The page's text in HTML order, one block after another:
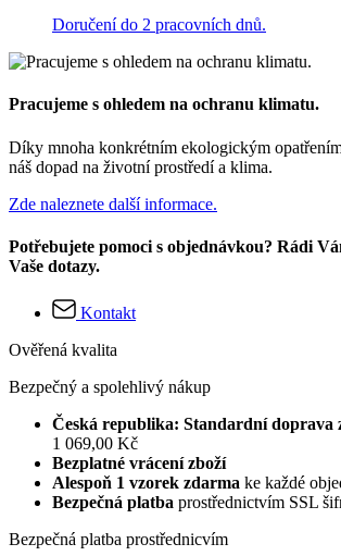
Doručení do 2 pracovních dnů.
Pracujeme s ohledem na ochranu klimatu.
Díky mnoha konkrétním ekologickým
náš dopad na životní prostředí a klima.
Zde naleznete další informace.
Potřebujete pomoci s objednávkou? Rádi
Vaše dotazy.
Kontakt
Ověřená kvalita
Bezpečný a spolehlivý nákup
Česká republika: Standardní doprava
1 069,00 Kč
Bezplatné vrácení zboží
Alespoň 1 vzorek zdarma ke každé
Bezpečná platba prostřednictvím SSL
Bezpečná platba prostřednicvím